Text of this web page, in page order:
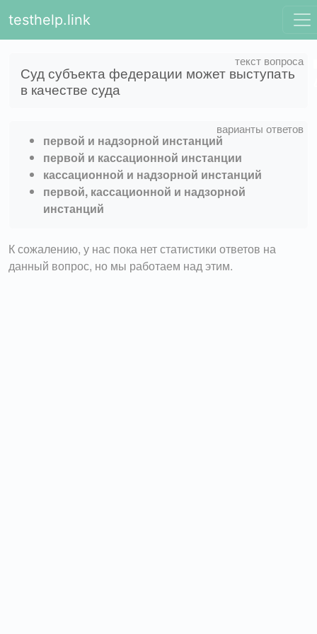
testhelp.link
Суд субъекта федерации может выступать
в качестве суда
первой и надзорной инстанций
первой и кассационной инстанции
кассационной и надзорной инстанций
первой, кассационной и надзорной
инстанций
К сожалению, у нас пока нет статистики ответов на
данный вопрос, но мы работаем над этим.